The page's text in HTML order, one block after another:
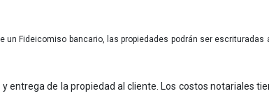
un Fideicomiso bancario, las propiedades podrán ser
entrega de la propiedad al cliente. Los costos notariales